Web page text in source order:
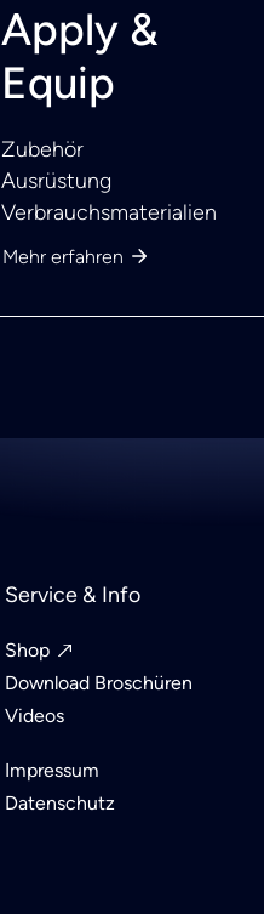
Apply &
Equip
Zubehör
Ausrüstung
Verbrauchsmaterialien
Mehr erfahren
Service & Info
Shop
Download Broschüren
Videos
Impressum
Datenschutz